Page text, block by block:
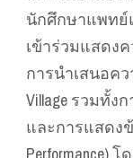
นักศึกษาแพทย์
เข้าร่วมแสดง
การนำเสนอคว
Village รวมทั้งก
และการแสดง